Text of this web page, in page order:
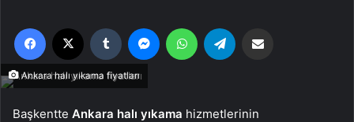
Facebook Tumblr MessengerWhatsApp
Ankara halı yıkama fiyatları
Başkentte Ankara halı yıkama hizmetlerinin